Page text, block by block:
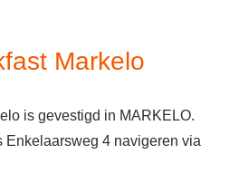
Markelo
is gevestigd in MARKELO.
Enkelaarsweg 4 navigeren via